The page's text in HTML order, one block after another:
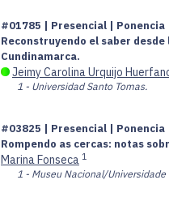
#01785 | Presencial |
Reconstruyendo el saber
Cundinamarca.
Jeimy Carolina Urquijo
1 - Universidad Santo Tomas.
#03825 | Presencial |
Rompendo as cercas: notas
Marina Fonseca 1
1 - Museu Nacional/